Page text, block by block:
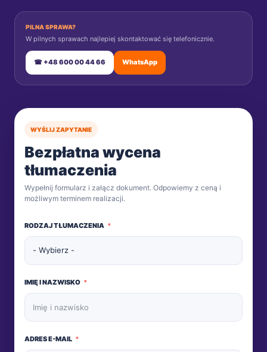
PILNA SPRAWA?
W pilnych sprawach najlepiej skontaktować się telefonicznie.
☎ +48 600 00 44 66 WhatsApp
WYŚLIJ ZAPYTANIE
Bezpłatna wycena
tłumaczenia
Wypełnij formularz i załącz dokument. Odpowiemy z ceną i
możliwym terminem realizacji.
RODZAJ TŁUMACZENIA
IMIĘ I NAZWISKO
ADRES E-MAIL